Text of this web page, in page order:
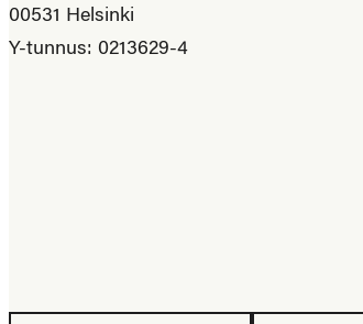
00531 Helsinki
Y-tunnus: 0213629-4